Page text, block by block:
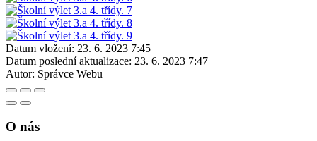
Datum vložení: 23. 6. 2023 7:45
Datum poslední aktualizace: 23. 6. 2023 7:47
Autor: Správce Webu
O nás